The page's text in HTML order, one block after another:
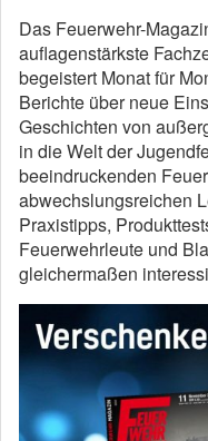
Das Feuerwehr-
auflagenstärkste
begeistert Monat für
Berichte über neue
Geschichten von
in die Welt der
beeindruckenden
abwechslungsreichen
Praxistipps,
Feuerwehrleute und
gleichermaßen